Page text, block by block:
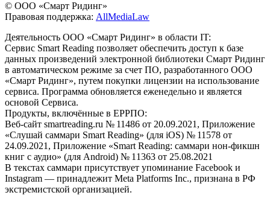
© ООО «Смарт Ридинг»
Правовая поддержка: AllMediaLaw
Деятельность ООО «Смарт Ридинг» в области IT:
Сервис Smart Reading позволяет обеспечить доступ к базе
данных произведений электронной библиотеки Смарт Ридинг
в автоматическом режиме за счет ПО, разработанного ООО
«Смарт Ридинг», путем покупки лицензии на использование
сервиса. Программа обновляется еженедельно и является
основой Сервиса.
Продукты, включённые в ЕРРПО:
Веб-сайт smartreading.ru № 11486 от 20.09.2021, Приложение
«Слушай саммари Smart Reading» (для iOS) № 11578 от
24.09.2021, Приложение «Smart Reading: саммари нон-фикшн
книг с аудио» (для Android) № 11363 от 25.08.2021
В текстах саммари присутствует упоминание Facebook и
Instagram — принадлежит Meta Platforms Inc., признана в РФ
экстремистской организацией.